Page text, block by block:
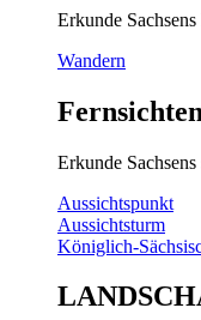
Erkunde
Wandern
Fernsichten
Erkunde
Aussichtspunkt
Aussichtsturm
Königlich-